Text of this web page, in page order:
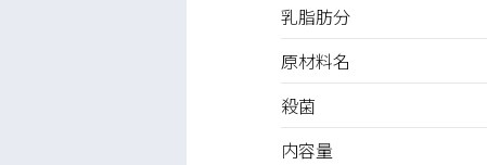
乳脂肪分
原材料名
殺菌
内容量